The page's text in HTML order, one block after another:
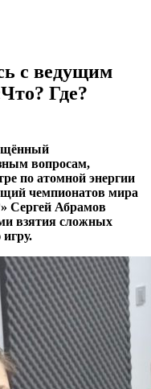
с ведущим
Где?
вопросам,
по атомной энергии
чемпионатов мира
Сергей Абрамов
взятия сложных